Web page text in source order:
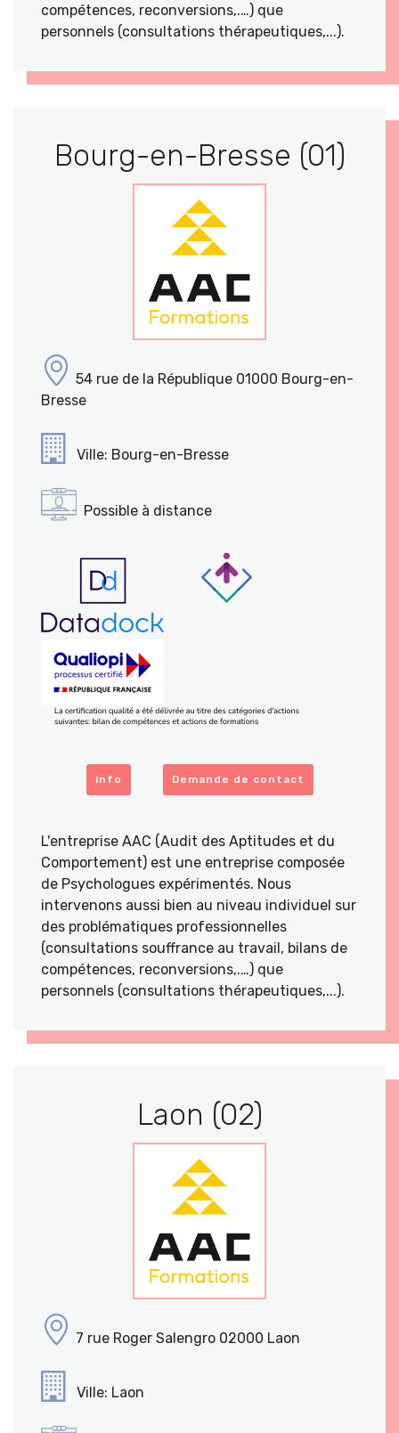
compétences, reconversions,.…) que
personnels (consultations thérapeutiques,...).
Bourg-en-Bresse (01)
54 rue de la République 01000 Bourg-en-
Bresse
Ville: Bourg-en-Bresse
Possible à distance
info Demande de contact
L'entreprise AAC (Audit des Aptitudes et du
Comportement) est une entreprise composée
de Psychologues expérimentés. Nous
intervenons aussi bien au niveau individuel sur
des problématiques professionnelles
(consultations souffrance au travail, bilans de
compétences, reconversions,.…) que
personnels (consultations thérapeutiques,...).
Laon (02)
7 rue Roger Salengro 02000 Laon
Ville: Laon